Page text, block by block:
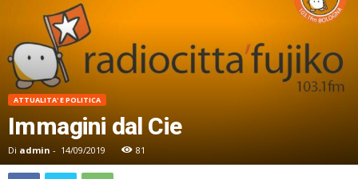
ATTUALITA' E POLITICA
Immagini dal Cie
Di admin - 14/09/2019 81